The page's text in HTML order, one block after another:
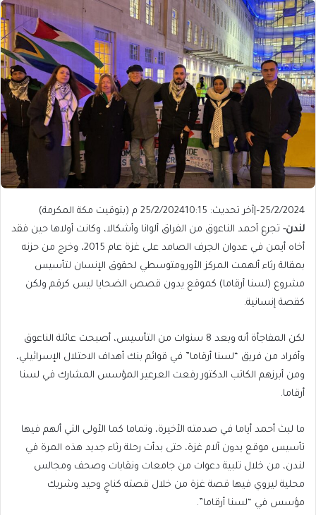
25/2/2024
– آخر تحديث: 25/2/2024 10:15 م (بتوقيت مكة المكرمة)
لندن- تجرع أحمد الناعوق من الفراق ألوانا وأشكالا، وكانت أولاها حين فقد
أخاه أيمن في عدوان الجرف الصامد على غزة عام 2015، وخرج من حزنه
بمقالة رثاء ألهمت المركز الأورومتوسطي لحقوق الإنسان لتأسيس
مشروع (لسنا أرقاما) كموقع يدون قصص الضحايا ليس كرقم ولكن
كقصة إنسانية.
لكن المفاجأة أنه وبعد 8 سنوات من التأسيس، أصبحت عائلة الناعوق
وأفراد من فريق “لسنا أرقاما” في قوائم بنك أهداف الاحتلال الإسرائيلي،
ومن أبرزهم الكاتب الدكتور رفعت العرعير المؤسس المشارك في لسنا
أرقاما.
ما لبث أحمد أياما في صدمته الأخيرة، وتماما كما الأولى التي ألهم فيها
تأسيس موقع يدون آلام غزة، حتى بدأت رحلة رثاء جديد هذه المرة في
لندن، من خلال تلبية دعوات من جامعات ونقابات وصحف ومجالس
محلية ليروي فيها قصة غزة من خلال قصته كناجٍ وحيد وشريك
مؤسس في “لسنا أرقاما”.